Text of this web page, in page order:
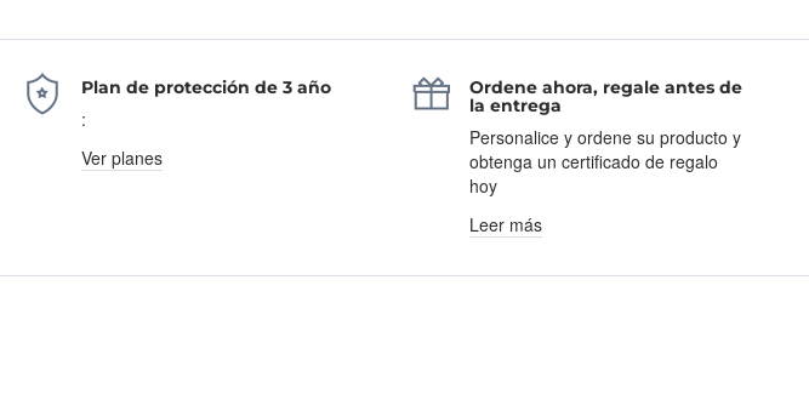
Plan de protección de 3 año
:
Ver planes
Ordene ahora, regale antes de
la entrega
Personalice y ordene su producto y
obtenga un certificado de regalo
hoy
Leer más